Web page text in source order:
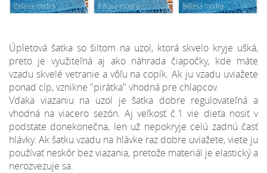
Úpletová šatka so šiltom na uzol, ktorá skvelo kryje ušká,
preto je využiteľná aj ako náhrada čiapočky, kde máte
vzadu skvelé vetranie a vôľu na copík. Ak ju vzadu uviažete
ponad cíp, vznikne "pirátka" vhodná pre chlapcov.
Vďaka viazaniu na uzol je šatka dobre regulovateľná a
vhodná na viacero sezón. Aj veľkosť č.1 vie dieťa nosiť v
podstate donekonečna, len už nepokryje celú zadnú časť
hlávky. Ak šatku vzadu na hlávke raz dobre uviažete, viete ju
používať neskôr bez viazania, pretože materiál je elastický a
nerozvezuje sa.